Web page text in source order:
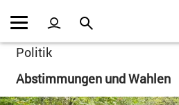
Kopfzeile
Inhalt
Politik
Abstimmungen und Wahlen